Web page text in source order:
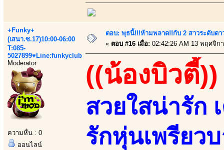
+Funky+
(เสนา.ซ.17)10:00-06:00
T:085-
5027899♥Line:funkyclub
Moderator
ความหื่น : 0
ออนไลน์
ตอบ: พุธนี้!!!ห้ามพลาด!!กับ 2 สาวระดับดา
« ตอบ #16 เมื่อ: 02:42:26 AM 13 พฤศจิก
((น้องบิวตี้))
สวยใสน่ารัก
รักหุ่นเพรียว